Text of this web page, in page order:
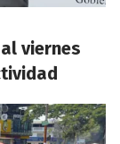
viernes